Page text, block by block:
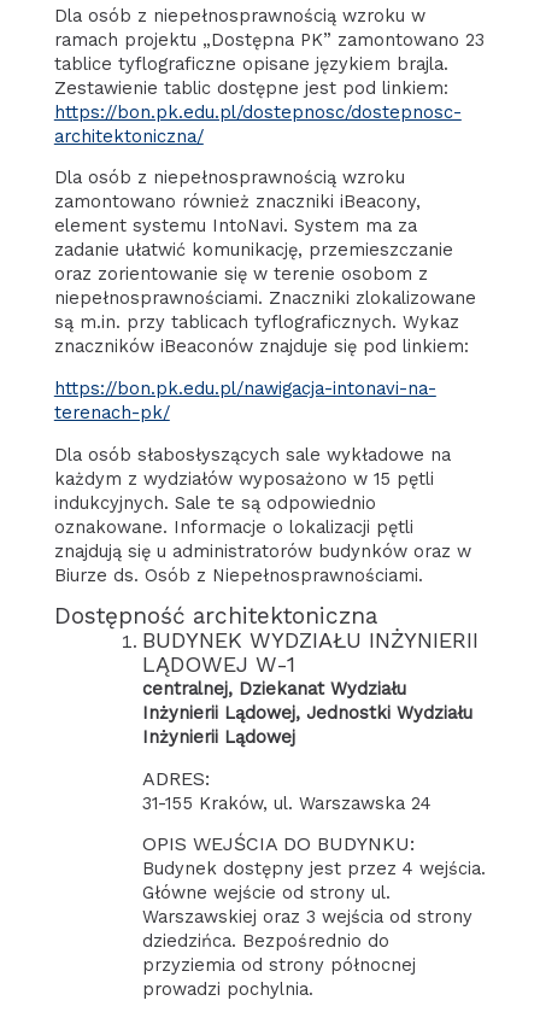
Dla osób z niepełnosprawnością wzroku w
ramach projektu „Dostępna PK” zamontowano 23
tablice tyflograficzne opisane językiem brajla.
Zestawienie tablic dostępne jest pod linkiem:
https://bon.pk.edu.pl/dostepnosc/dostepnosc-
architektoniczna/
Dla osób z niepełnosprawnością wzroku
zamontowano również znaczniki iBeacony,
element systemu IntoNavi. System ma za
zadanie ułatwić komunikację, przemieszczanie
oraz zorientowanie się w terenie osobom z
niepełnosprawnościami. Znaczniki zlokalizowane
są m.in. przy tablicach tyflograficznych. Wykaz
znaczników iBeaconów znajduje się pod linkiem:
https://bon.pk.edu.pl/nawigacja-intonavi-na-
terenach-pk/
Dla osób słabosłyszących sale wykładowe na
każdym z wydziałów wyposażono w 15 pętli
indukcyjnych. Sale te są odpowiednio
oznakowane. Informacje o lokalizacji pętli
znajdują się u administratorów budynków oraz w
Biurze ds. Osób z Niepełnosprawnościami.
Dostępność architektoniczna
BUDYNEK WYDZIAŁU INŻYNIERII
LĄDOWEJ W-1
centralnej, Dziekanat Wydziału
Inżynierii Lądowej, Jednostki Wydziału
Inżynierii Lądowej
ADRES:
31-155 Kraków, ul. Warszawska 24
OPIS WEJŚCIA DO BUDYNKU:
Budynek dostępny jest przez 4 wejścia.
Główne wejście od strony ul.
Warszawskiej oraz 3 wejścia od strony
dziedzińca. Bezpośrednio do
przyziemia od strony północnej
prowadzi pochylnia.